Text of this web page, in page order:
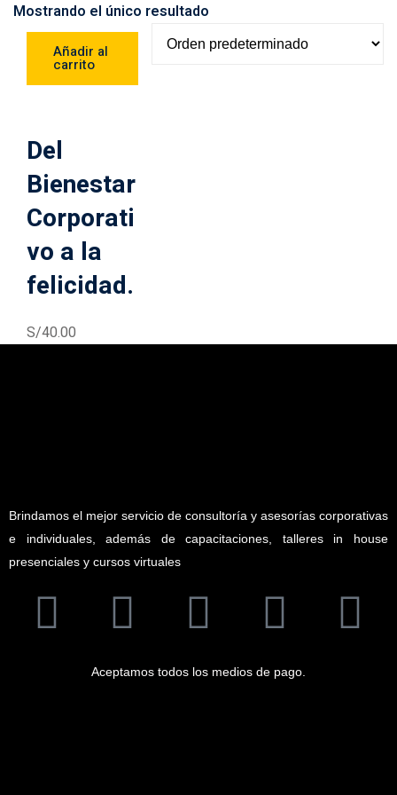
Mostrando el único resultado
Añadir al
carrito
Del
Bienestar
Corporati
vo a la
felicidad.
S/40.00
Brindamos el mejor servicio de consultoría y asesorías corporativas
e individuales, además de capacitaciones, talleres in house
presenciales y cursos virtuales
Aceptamos todos los medios de pago.